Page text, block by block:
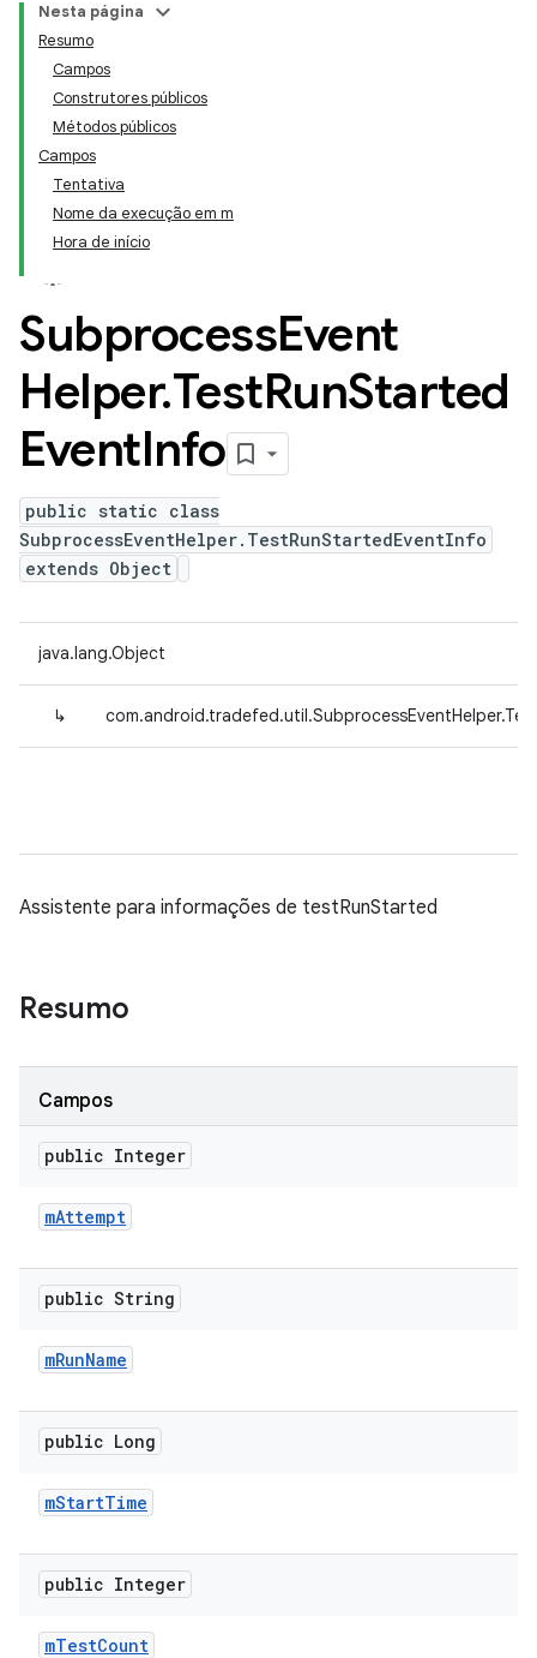
Nesta página
Resumo
Campos
Construtores públicos
Métodos públicos
Campos
Tentativa
Nome da execução em m
Hora de início
SubprocessEvent
Helper.TestRunStarted
EventInfo
public static class
SubprocessEventHelper.TestRunStartedEventInfo
extends Object
java.lang.Object
↳
Assistente para informações de testRunStarted
Resumo
Campos
public Integer
mAttempt
public String
mRunName
public Long
mStartTime
public Integer
mTestCount